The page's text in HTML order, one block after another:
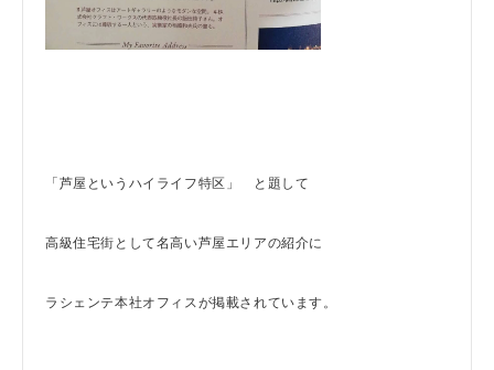
「芦屋というハイライフ特区」 と題して
高級住宅街として名高い芦屋エリアの紹介に
ラシェンテ本社オフィスが掲載されています。